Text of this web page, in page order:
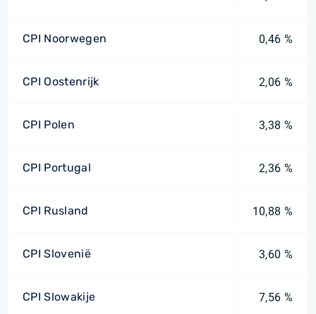
CPI Noorwegen 0,46 %
CPI Oostenrijk 2,06 %
CPI Polen 3,38 %
CPI Portugal 2,36 %
CPI Rusland 10,88 %
CPI Slovenië 3,60 %
CPI Slowakije 7,56 %